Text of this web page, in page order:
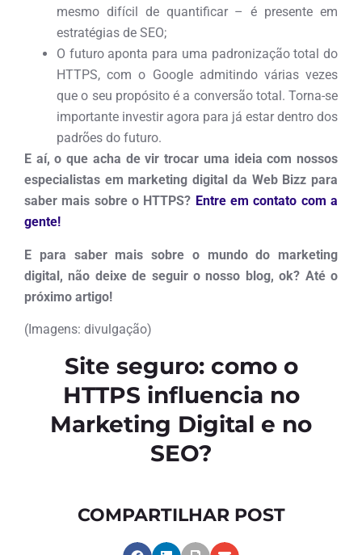
mesmo difícil de quantificar – é presente em
estratégias de SEO;
O futuro aponta para uma padronização total do
HTTPS, com o Google admitindo várias vezes
que o seu propósito é a conversão total. Torna-se
importante investir agora para já estar dentro dos
padrões do futuro.
E aí, o que acha de vir trocar uma ideia com nossos
especialistas em marketing digital da Web Bizz para
saber mais sobre o HTTPS? Entre em contato com a
gente!
E para saber mais sobre o mundo do marketing
digital, não deixe de seguir o nosso blog, ok? Até o
próximo artigo!
(Imagens: divulgação)
Site seguro: como o
HTTPS influencia no
Marketing Digital e no
SEO?
COMPARTILHAR POST